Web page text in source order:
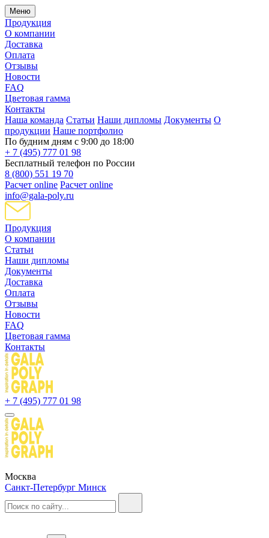
Меню
Продукция
О компании
Доставка
Оплата
Отзывы
Новости
FAQ
Цветовая гамма
Контакты
Наша команда Статьи Наши дипломы Документы О
продукции Наше портфолио
По будним дням с 9:00 до 18:00
+ 7 (495) 777 01 98
Бесплатный телефон по России
8 (800) 551 19 70
Расчет online Расчет online
info@gala-poly.ru
Продукция
О компании
Статьи
Наши дипломы
Документы
Доставка
Оплата
Отзывы
Новости
FAQ
Цветовая гамма
Контакты
+ 7 (495) 777 01 98
Москва
Санкт-Петербург Минск